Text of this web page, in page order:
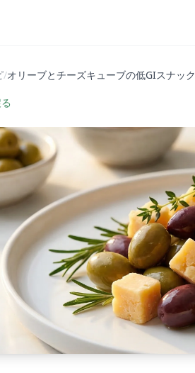
/オリーブとチーズキューブの低GIスナック